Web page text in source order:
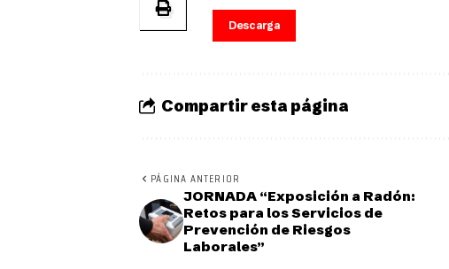
Descarga
Compartir esta página
PÁGINA ANTERIOR
JORNADA “Exposición a Radón:
Retos para los Servicios de
Prevención de Riesgos
Laborales”